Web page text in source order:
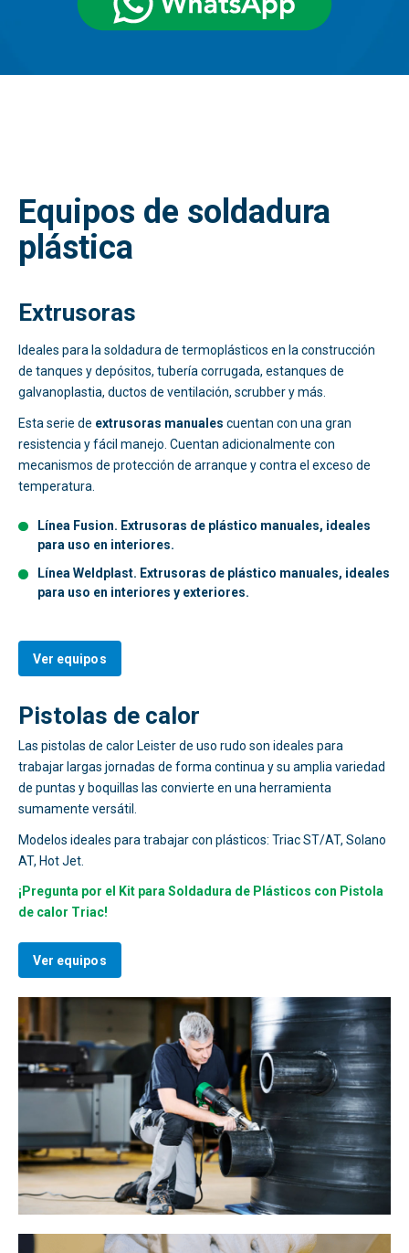
Equipos de soldadura
plástica
Extrusoras
Ideales para la soldadura de termoplásticos en la construcción
de tanques y depósitos, tubería corrugada, estanques de
galvanoplastia, ductos de ventilación, scrubber y más.
Esta serie de extrusoras manuales cuentan con una gran
resistencia y fácil manejo. Cuentan adicionalmente con
mecanismos de protección de arranque y contra el exceso de
temperatura.
Línea Fusion. Extrusoras de plástico manuales, ideales
para uso en interiores.
Línea Weldplast. Extrusoras de plástico manuales, ideales
para uso en interiores y exteriores.
Ver equipos
Pistolas de calor
Las pistolas de calor Leister de uso rudo son ideales para
trabajar largas jornadas de forma continua y su amplia variedad
de puntas y boquillas las convierte en una herramienta
sumamente versátil.
Modelos ideales para trabajar con plásticos: Triac ST/AT, Solano
AT, Hot Jet.
¡Pregunta por el Kit para Soldadura de Plásticos con Pistola
de calor Triac!
Ver equipos